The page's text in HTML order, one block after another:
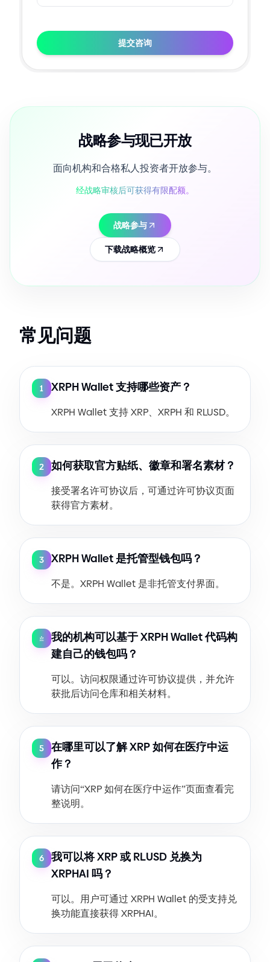
提交咨询
战略参与现已开放
面向机构和合格私人投资者开放参与。
经战略审核后可获得有限配额。
战略参与
下载战略概览
常见问题
1 XRPH Wallet 支持哪些资产？
XRPH Wallet 支持 XRP、XRPH 和 RLUSD。
2 如何获取官方贴纸、徽章和署名素材？
接受署名许可协议后，可通过许可协议页面
获得官方素材。
3 XRPH Wallet 是托管型钱包吗？
不是。XRPH Wallet 是非托管支付界面。
4 我的机构可以基于 XRPH Wallet 代码构
建自己的钱包吗？
可以。访问权限通过许可协议提供，并允许
获批后访问仓库和相关材料。
5 在哪里可以了解 XRP 如何在医疗中运
作？
请访问“XRP 如何在医疗中运作”页面查看完
整说明。
6 我可以将 XRP 或 RLUSD 兑换为
XRPHAI 吗？
可以。用户可通过 XRPH Wallet 的受支持兑
换功能直接获得 XRPHAI。